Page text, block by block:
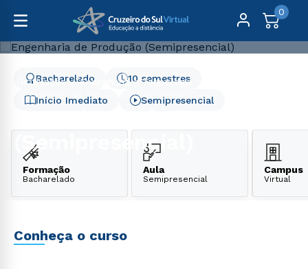
0
Graduação
Engenharia e Tecnologia
Engenharia de Produção (Semipresencial)
(Semipresencial)
Início Imediato
10 semestres
Bacharelado
Semipresencial
Formação
Bacharelado
Aula
Semipresencial
Campus
Virtual
Conheça o curso